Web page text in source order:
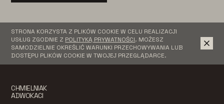
STRONA KORZYSTA Z PLIKÓW COOKIE W CELU REALIZACJI
USŁUG ZGODNIE Z POLITYKĄ PRYWATNOŚCI. MOŻESZ
SAMODZIELNIE OKREŚLIĆ WARUNKI PRZECHOWYWANIA LUB
DOSTĘPU PLIKÓW COOKIE W TWOJEJ PRZEGLĄDARCE.
CHMIELNIAK
ADWOKACI